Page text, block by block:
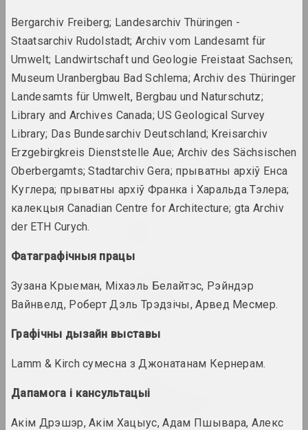
Кацярына Кузьмічова
Limbo
Ганна Сакалова
LOWER EDGE UPPER EDGE
2024 – 2025. персанальная выстава
PhotoArtDoc
2024. конкурс
Дмитрий Брушко, Сергей Брушко
2024. выстава
2024. выстава
Анірычная рэальнасць
Bergarchiv Freiberg; Landesarchiv Thüringen -
Staatsarchiv Rudolstadt; Archiv vom Landesamt für
Umwelt; Landwirtschaft und Geologie Freistaat Sachsen;
Museum Uranbergbau Bad Schlema; Archiv des Thüringer
Landesamts für Umwelt, Bergbau und Naturschutz;
Library and Archives Canada; US Geological Survey
Library; Das Bundesarchiv Deutschland; Kreisarchiv
Erzgebirgkreis Dienststelle Aue; Archiv des Sächsischen
Oberbergamts; Stadtarchiv Gera; прыватны архіў Енса
Куглера; прыватны архіў Франка і Харальда Тэлера;
калекцыя Canadian Centre for Architecture; gta Archiv
der ETH Curych.
Фатаграфічныя працы
Зузана Крыеман, Міхаэль Белайтэс, Рэйндэр
Вайнвелд, Роберт Дэль Трэдзічы, Арвед Месмер.
Графічны дызайн выставы
Lamm & Kirch сумесна з Джонатанам Кернерам.
Дапамога і кансультацыі
Акім Дрэшэр, Акім Хацыус, Адам Пшывара, Алекс